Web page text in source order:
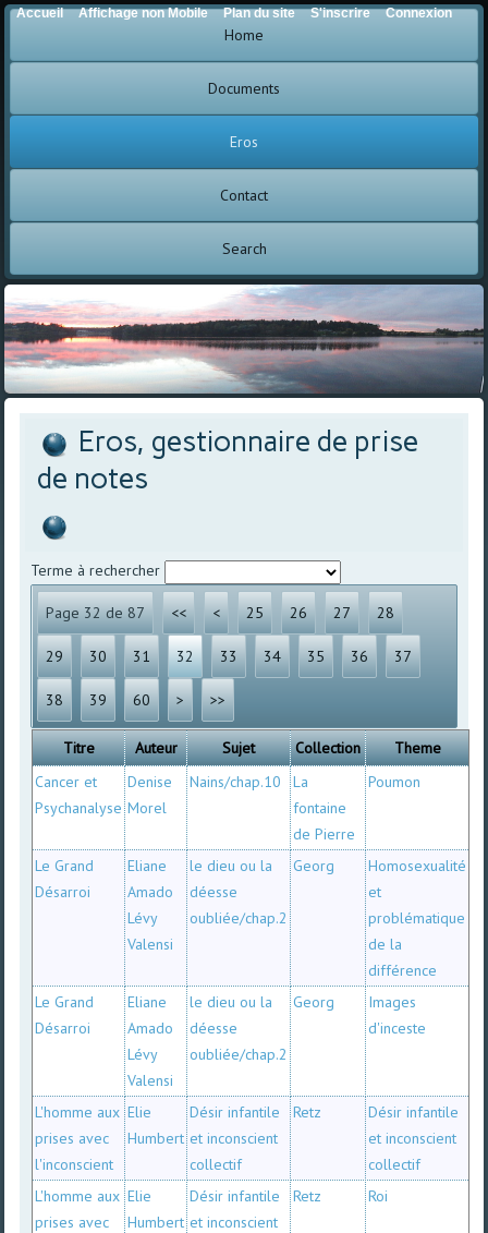
Home
Documents
Eros
Contact
Search
Eros, gestionnaire de prise
de notes
Terme à rechercher
Page 32 de 87 << < 25 26 27 28
29 30 31 32 33 34 35 36 37
38 39 60 > >>
Titre Auteur Sujet Collection
Theme
Cancer et
Psychanalyse
Denise
Morel
Nains/chap.10
La
fontaine
de Pierre
Poumon
Le Grand
Désarroi
Eliane
Amado
Lévy
Valensi
le dieu ou la
déesse
oubliée/chap.2
Georg
Homosexualité
et
problématique
de la
différence
Le Grand
Désarroi
Eliane
Amado
Lévy
Valensi
le dieu ou la
déesse
oubliée/chap.2
Georg
Images
d'inceste
L'homme aux
prises avec
l'inconscient
Elie
Humbert
Désir infantile
et inconscient
collectif
Retz
Désir infantile
et inconscient
collectif
L'homme aux
prises avec
Elie
Humbert
Désir infantile
et inconscient
Retz Roi
Accueil Affichage non Mobile Plan du site S'inscrire Connexion